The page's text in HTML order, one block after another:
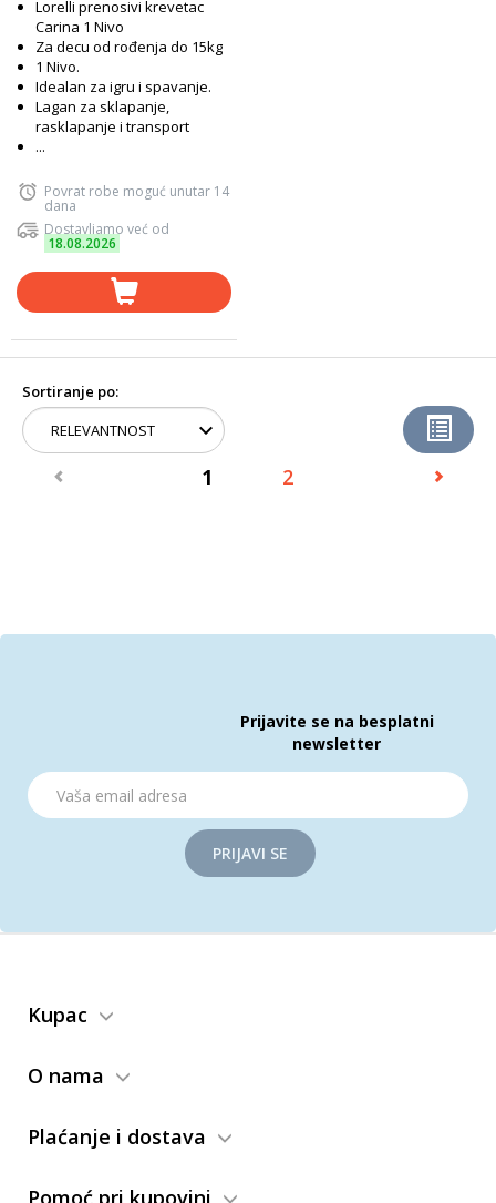
Lorelli prenosivi krevetac
Carina 1 Nivo
Za decu od rođenja do 15kg
1 Nivo.
Idealan za igru i spavanje.
Lagan za sklapanje,
rasklapanje i transport
...
Povrat robe moguć unutar 14
dana
Dostavljamo već od
18.08.2026
Sortiranje po:
1 2
Prijavite se na besplatni
newsletter
PRIJAVI SE
Kupac
O nama
Plaćanje i dostava
Pomoć pri kupovini